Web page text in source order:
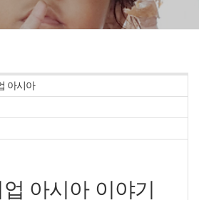
아시아
아시아 이야기